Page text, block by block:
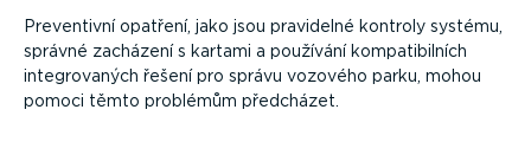
Preventivní opatření, jako jsou pravidelné kontroly systému,
správné zacházení s kartami a používání kompa­ti­bilních
integro­vaných řešení pro správu vozového parku, mohou
pomoci těmto problémům předcházet.